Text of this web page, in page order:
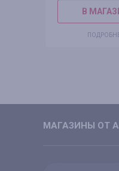
В
МАГАЗИНЫ ОТ